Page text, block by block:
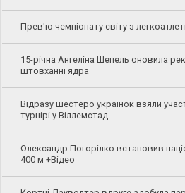
Прев'ю чемпіонату світу з
15-річна Ангеліна Шепель оновила
штовханні ядра
Відразу шестеро українок взяли
турнірі у Віллемстад
Олександр Погорілко встановив
400 м +Відео